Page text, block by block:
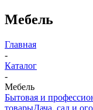
Мебель
Главная
-
Каталог
-
Мебель
Бытовая и
товарыДача, сад и